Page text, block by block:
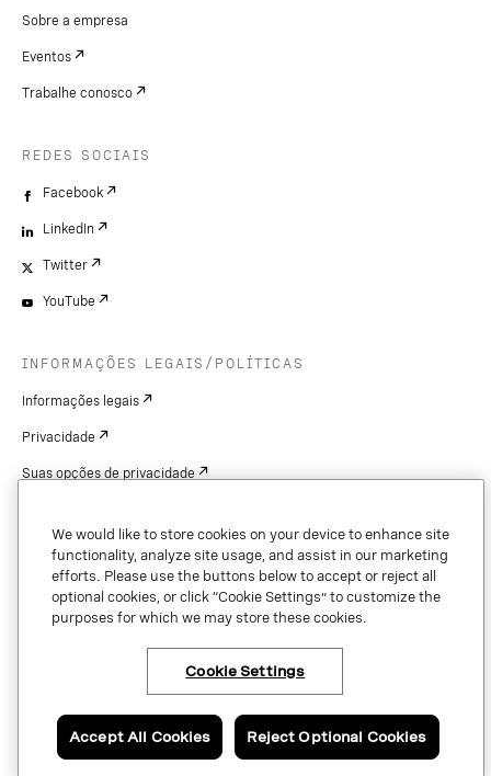
Copyright © 2026 Vonage. All rights reserved. VONAGE®, the V logo (
®),
and other Vonage marks are registered trademarks of Vonage or its affiliates
in the United States and other countries.
Sobre a empresa
Eventos
Trabalhe conosco
REDES SOCIAIS
Facebook
LinkedIn
Twitter
YouTube
INFORMAÇÕES LEGAIS/POLÍTICAS
Informações legais
Privacidade
Suas opções de privacidade
Patentes
Copyright
Segurança e confiança
We would like to store cookies on your device to enhance site
functionality, analyze site usage, and assist in our marketing
efforts. Please use the buttons below to accept or reject all
optional cookies, or click “Cookie Settings” to customize the
purposes for which we may store these cookies.
Cookie Settings
Reject Optional Cookies
Accept All Cookies